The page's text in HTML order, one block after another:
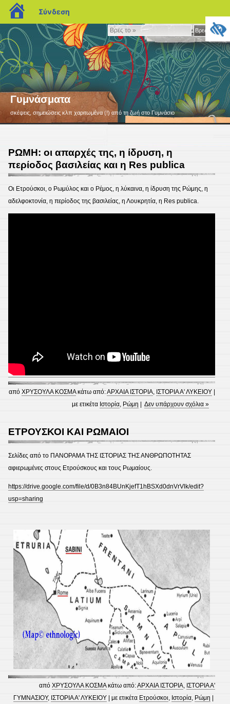
Βρες
το
»
Βρες το »
Γυμνάσματα
σκέψεις, σημειώσεις κλπ χαριτωμένα (!) από τη ζωή στο Γυμνάσιο
ΡΩΜΗ: οι απαρχές της, η ίδρυση, η
περίοδος βασιλείας και η Res publica
Οι Ετρούσκοι, ο Ρωμύλος και ο Ρέμος, η λύκαινα, η ίδρυση της Ρώμης, η
αδελφοκτονία, η περίοδος της βασιλείας, η Λουκρητία, η Res publica.
απόΧΡΥΣΟΥΛΑ ΚΟΣΜΑκάτω από:ΑΡΧΑΙΑ ΙΣΤΟΡΙΑ, ΙΣΤΟΡΙΑ Α' ΛΥΚΕΙΟΥ
με ετικέτα Ιστορία, Ρώμη |Δεν υπάρχουν σχόλια »
ΕΤΡΟΥΣΚΟΙ ΚΑΙ ΡΩΜΑΙΟΙ
Σελίδες από το ΠΑΝΟΡΑΜΑ ΤΗΣ ΙΣΤΟΡΙΑΣ ΤΗΣ ΑΝΘΡΩΠΟΤΗΤΑΣ
αφιερωμένες στους Ετρούσκους και τους Ρωμαίους.
https://drive.google.com/file/d/0B3n84BUnKjefT1hBSXd0dnVrVlk/edit?
usp=sharing
απόΧΡΥΣΟΥΛΑ ΚΟΣΜΑκάτω από:ΑΡΧΑΙΑ ΙΣΤΟΡΙΑ, ΙΣΤΟΡΙΑ Α'
ΓΥΜΝΑΣΙΟΥ, ΙΣΤΟΡΙΑ Α' ΛΥΚΕΙΟΥ | με ετικέτα Ετρούσκοι, Ιστορία, Ρώμη
blogs.sch.gr
Σύνδεση